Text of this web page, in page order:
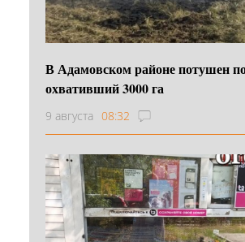
В Адамовском районе потушен
охвативший 3000 га
9 августа 08:32